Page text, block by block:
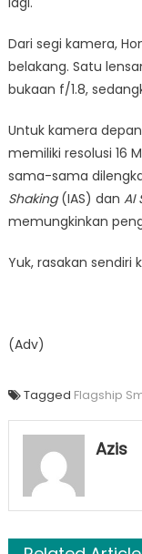
Dari segi kamera,
belakang. Satu
bukaan f/1.8,
Untuk kamera
memiliki resolusi 16
sama-sama
Shaking(IAS) dan AI
memungkinkan
Yuk, rasakan sendiri
(Adv)
Tagged Flagship
Azis